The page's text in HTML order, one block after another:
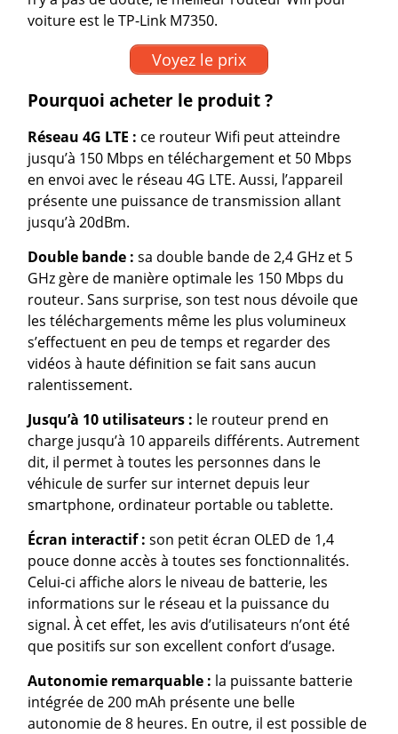
voiture est le TP-Link M7350.
Voyez le prix
Pourquoi acheter le produit ?
Réseau 4G LTE : ce routeur Wifi peut atteindre
jusqu’à 150 Mbps en téléchargement et 50 Mbps
en envoi avec le réseau 4G LTE. Aussi, l’appareil
présente une puissance de transmission allant
jusqu’à 20dBm.
Double bande : sa double bande de 2,4 GHz et 5
GHz gère de manière optimale les 150 Mbps du
routeur. Sans surprise, son test nous dévoile que
les téléchargements même les plus volumineux
s’effectuent en peu de temps et regarder des
vidéos à haute définition se fait sans aucun
ralentissement.
Jusqu’à 10 utilisateurs : le routeur prend en
charge jusqu’à 10 appareils différents. Autrement
dit, il permet à toutes les personnes dans le
véhicule de surfer sur internet depuis leur
smartphone, ordinateur portable ou tablette.
Écran interactif : son petit écran OLED de 1,4
pouce donne accès à toutes ses fonctionnalités.
Celui-ci affiche alors le niveau de batterie, les
informations sur le réseau et la puissance du
signal. À cet effet, les avis d’utilisateurs n’ont été
que positifs sur son excellent confort d’usage.
Autonomie remarquable : la puissante batterie
intégrée de 200 mAh présente une belle
autonomie de 8 heures. En outre, il est possible de